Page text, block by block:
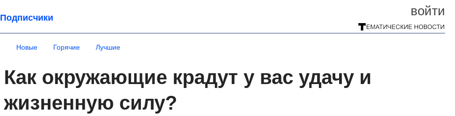
войти
Подписчики
Новые Горячие Лучшие
Как окружающие крадут у вас удачу и
жизненную силу?